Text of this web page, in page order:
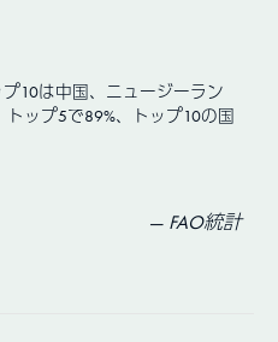
10は中国、ニュージーラン
ップ5で89%、トップ10の国
FAO統計